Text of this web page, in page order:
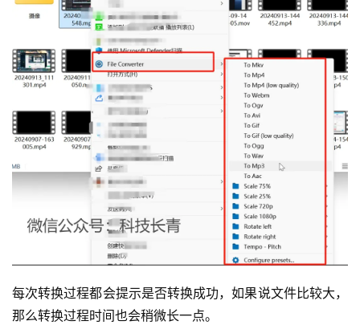
每次转换过程都会提示是否转换成功，如果说文件比较大，
那么转换过程时间也会稍微长一点。